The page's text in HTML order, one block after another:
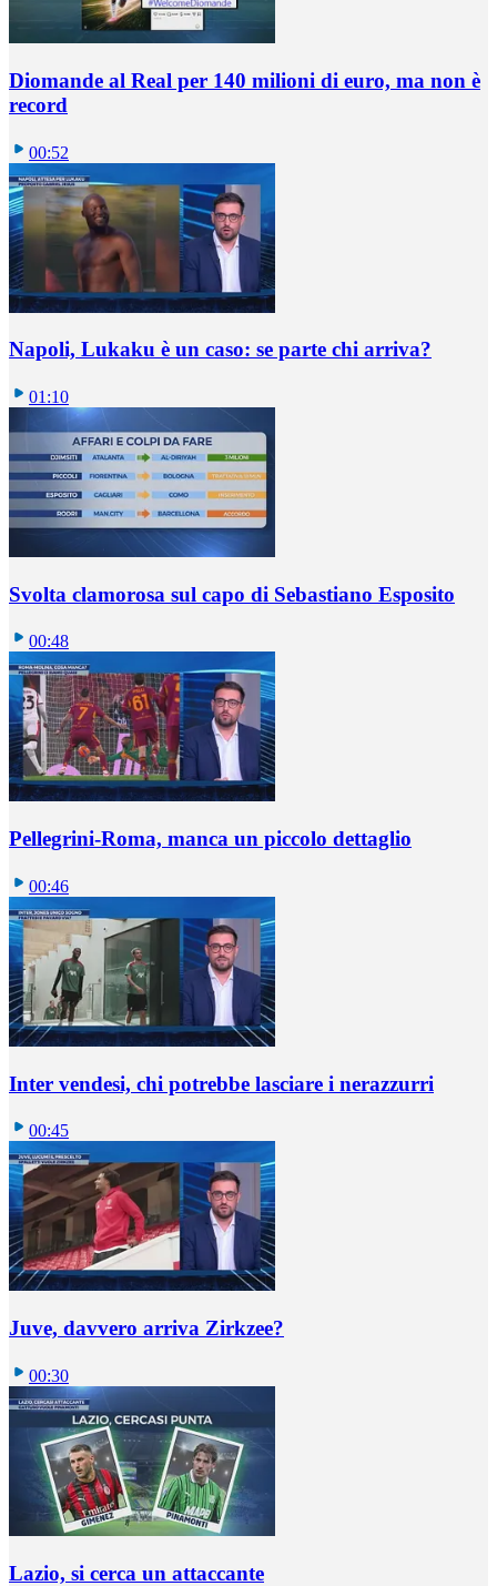
Diomande al Real per 140 milioni di euro, ma non è
record
00:52
Napoli, Lukaku è un caso: se parte chi arriva?
01:10
Svolta clamorosa sul capo di Sebastiano Esposito
00:48
Pellegrini-Roma, manca un piccolo dettaglio
00:46
Inter vendesi, chi potrebbe lasciare i nerazzurri
00:45
Juve, davvero arriva Zirkzee?
00:30
Lazio, si cerca un attaccante